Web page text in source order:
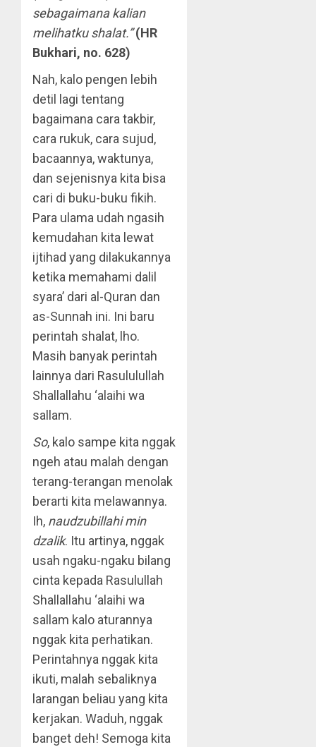
sebagaimana kalian
melihatku shalat.” (HR
Bukhari, no. 628)
Nah, kalo pengen lebih
detil lagi tentang
bagaimana cara takbir,
cara rukuk, cara sujud,
bacaannya, waktunya,
dan sejenisnya kita bisa
cari di buku-buku fikih.
Para ulama udah ngasih
kemudahan kita lewat
ijtihad yang dilakukannya
ketika memahami dalil
syara’ dari al-Quran dan
as-Sunnah ini. Ini baru
perintah shalat, lho.
Masih banyak perintah
lainnya dari Rasululullah
Shallallahu ‘alaihi wa
sallam.
So, kalo sampe kita nggak
ngeh atau malah dengan
terang-terangan menolak
berarti kita melawannya.
Ih, naudzubillahi min
dzalik. Itu artinya, nggak
usah ngaku-ngaku bilang
cinta kepada Rasulullah
Shallallahu ‘alaihi wa
sallam kalo aturannya
nggak kita perhatikan.
Perintahnya nggak kita
ikuti, malah sebaliknya
larangan beliau yang kita
kerjakan. Waduh, nggak
banget deh! Semoga kita